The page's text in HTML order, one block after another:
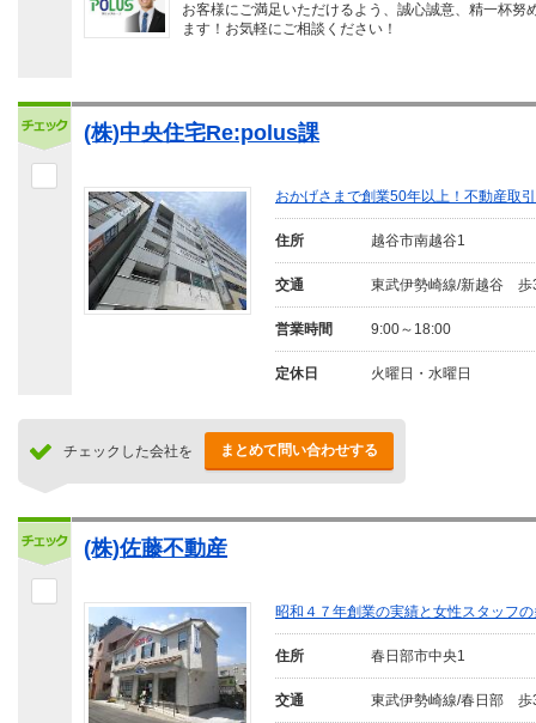
お客様にご満足いただけるよう、誠心誠意、精一杯努
ます！お気軽にご相談ください！
(株)中央住宅Re:polus課
おかげさまで創業50年以上！不動産取
住所 越谷市南越谷1
交通 東武伊勢崎線/新越谷 歩
営業時間 9:00～18:00
定休日 火曜日・水曜日
チェックした会社を まとめて問い合わせする
(株)佐藤不動産
昭和４７年創業の実績と女性スタッフ
住所 春日部市中央1
交通 東武伊勢崎線/春日部 歩